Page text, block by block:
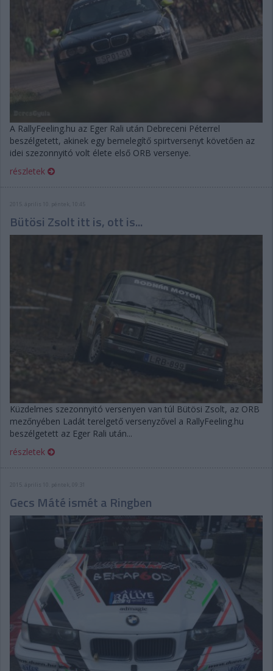
A RallyFeeling.hu az Eger Rali után Debreceni Péterrel
beszélgetett, akinek egy bemelegítő spirtversenyt követően az
idei szezonnyitó volt élete első ORB versenye.
részletek
2015. április 10. péntek, 10:45
Bütösi Zsolt itt is, ott is...
Küzdelmes szezonnyitó versenyen van túl Bütösi Zsolt, az ORB
mezőnyében Ladát terelgető versenyzővel a RallyFeeling.hu
beszélgetett az Eger Rali után...
részletek
2015. április 10. péntek, 09:31
Gecs Máté ismét a Ringben